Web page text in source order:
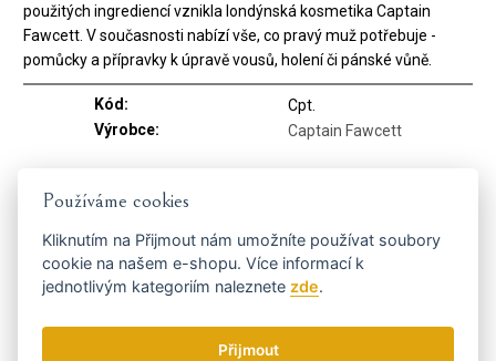
použitých ingrediencí vznikla londýnská kosmetika Captain
Fawcett. V současnosti nabízí vše, co pravý muž potřebuje -
pomůcky a přípravky k úpravě vousů, holení či pánské vůně.
Kód:
Cpt.
Výrobce:
Captain Fawcett
Dostaňte se včas k tomu
nejvýhodnějšímu...
Zasíláme 1x týdně novinky a slevové akce.
Používáme cookies
Kliknutím na Přijmout nám umožníte používat soubory
cookie na našem e-shopu. Více informací k
jednotlivým kategoriím naleznete zde.
Přijmout